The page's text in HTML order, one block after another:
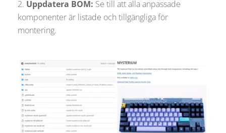
Uppdatera BOM: Se till att alla anpassade
komponenter är listade och tillgängliga för
montering.